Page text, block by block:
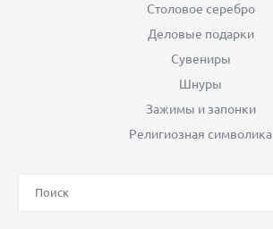
Столовое серебро
Деловые подарки
Сувениры
Шнуры
Зажимы и запонки
Религиозная символика